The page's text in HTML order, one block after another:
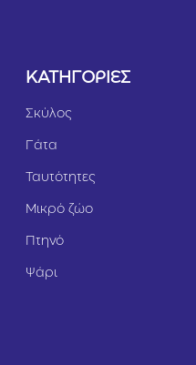
ΚΑΤΗΓΟΡΙΕΣ
Σκύλος
Γάτα
Ταυτότητες
Μικρό ζώο
Πτηνό
Ψάρι